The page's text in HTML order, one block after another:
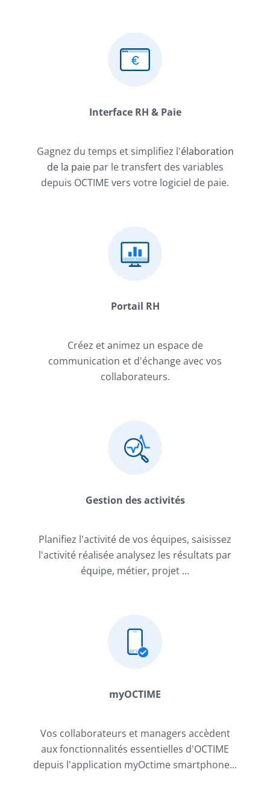
Interface RH & Paie
Gagnez du temps et simplifiez l'élaboration
de la paiepar le transfert des variables
depuis OCTIME vers votre logiciel de paie.
Portail RH
Créez et animez un espace de
communication et d'échange avec vos
collaborateurs.
Gestion des activités
Planifiez l'activité de vos équipes, saisissez
l'activité réalisée analysez les résultats par
équipe, métier, projet ...
myOCTIME
Vos collaborateurs et managers accèdent
aux fonctionnalités essentielles d'OCTIME
depuis l'application myOctime smartphone...